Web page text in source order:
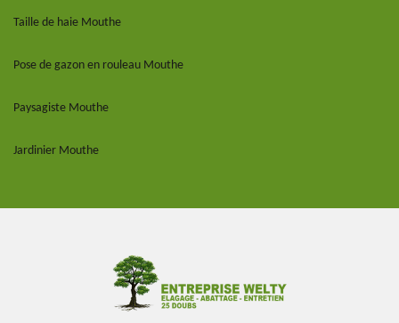
Taille de haie Mouthe
Pose de gazon en rouleau Mouthe
Paysagiste Mouthe
Jardinier Mouthe